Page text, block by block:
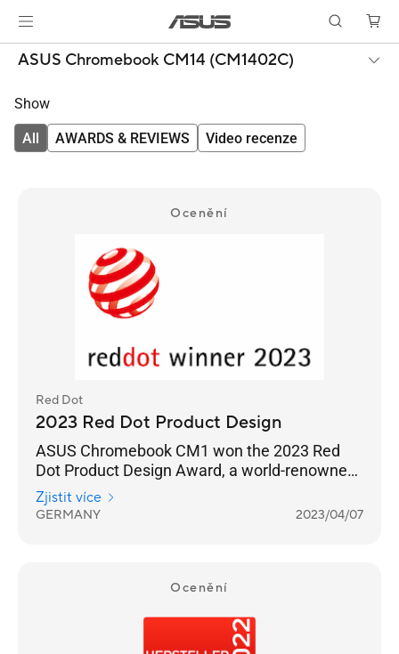
ASUS Chromebook CM14 (CM1402C)
Show
All AWARDS & REVIEWS Video recenze
Ocenění
Red Dot
2023 Red Dot Product Design
ASUS Chromebook CM1 won the 2023 Red
Dot Product Design Award, a world-renowned
design award.
Zjistit více
GERMANY 2023/04/07
Ocenění